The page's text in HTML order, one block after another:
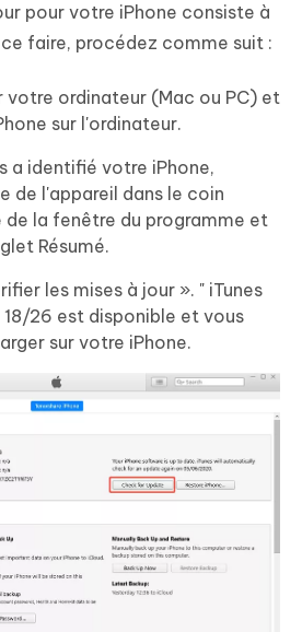
pour votre iPhone consiste à
ce faire, procédez comme suit :
votre ordinateur (Mac ou PC) et
sur l'ordinateur.
a identifié votre iPhone,
de l'appareil dans le coin
de la fenêtre du programme et
Résumé.
les mises à jour ». " iTunes
26 est disponible et vous
sur votre iPhone.